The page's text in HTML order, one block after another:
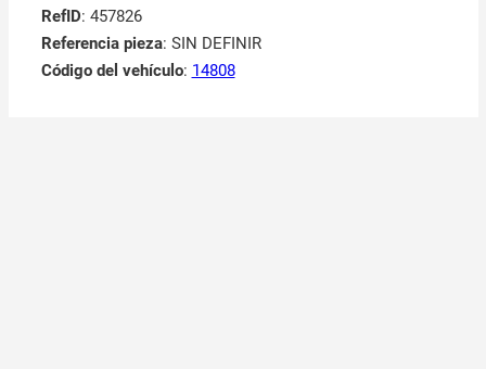
RefID: 457826
Referencia pieza: SIN DEFINIR
Código del vehículo: 14808